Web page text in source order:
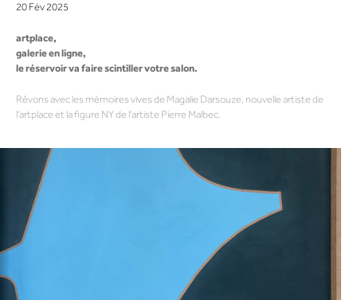
20 Fév 2025
artplace,
galerie en ligne,
le réservoir va faire scintiller votre salon.
Rêvons avec les mémoires vives de Magalie Darsouze, nouvelle artiste de
l'artplace et la figure NY de l'artiste Pierre Malbec.